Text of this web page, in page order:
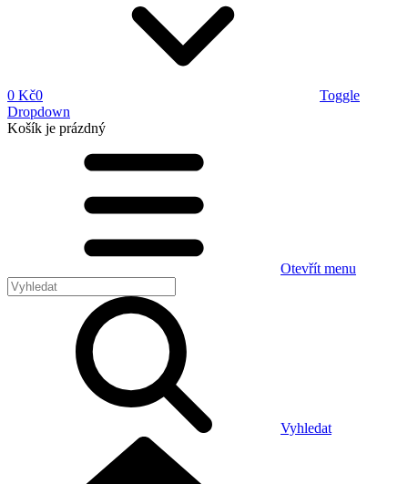
0 Kč0
Toggle
Dropdown
Košík je prázdný
Otevřít menu
Vyhledat